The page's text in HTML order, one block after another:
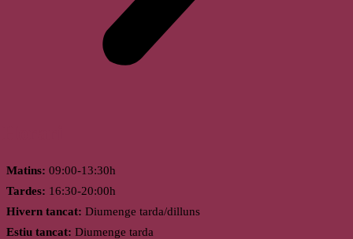
Matins: 09:00-13:30h
Tardes: 16:30-20:00h
Hivern tancat: Diumenge tarda/dilluns
Estiu tancat: Diumenge tarda